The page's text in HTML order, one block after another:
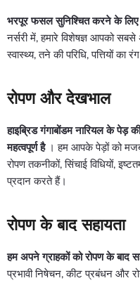
भरपूर फसल सुनिश्चित करने के लिए
नर्सरी में, हमारे विशेषज्ञ आपको
स्वास्थ्य, तने की परिधि, पत्तियों
रोपण और देखभाल
हाइब्रिड गंगाबोंडम नारियल के
महत्वपूर्ण है। हम आपके पेड़ों को
रोपण तकनीकों, सिंचाई विधियों,
प्रदान करते हैं।
रोपण के बाद सहायता
हम अपने ग्राहकों को रोपण के बाद
प्रभावी निषेचन, कीट प्रबंधन और